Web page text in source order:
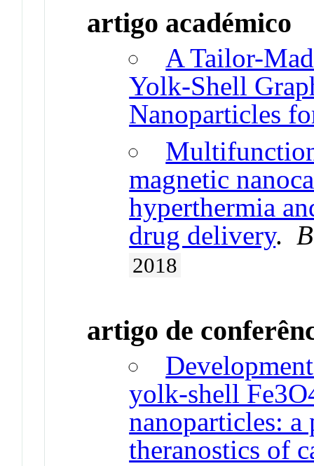
artigo académico
A Tailor-
Yolk-Shell
Nanoparticles
magnetic
hyperthermia
drug delivery.
2018
artigo de
yolk-shell
nanoparticles:
theranostics of